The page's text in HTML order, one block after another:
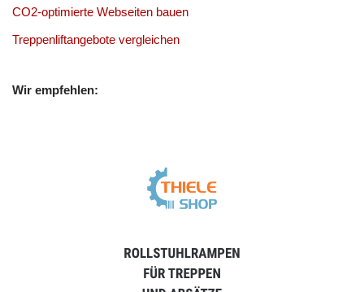
CO2-optimierte Webseiten bauen
Treppenliftangebote vergleichen
Wir empfehlen: